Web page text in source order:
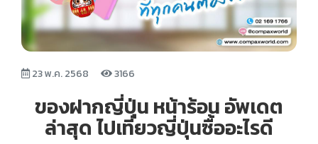
23 พ.ค. 2568 3166
ของฝากญี่ปุ่น หน้าร้อน อัพเดต
ล่าสุด ไปเที่ยวญี่ปุ่นซื้ออะไรดี